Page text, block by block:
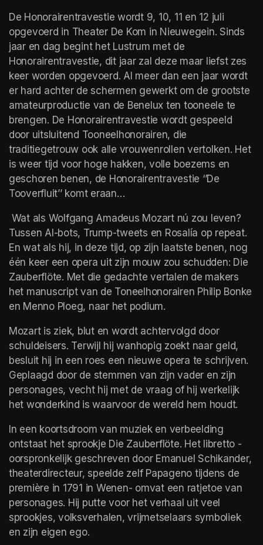
De Honorairentravestie wordt 9, 10, 11 en 12 juli
opgevoerd in Theater De Kom in Nieuwegein. Sinds
jaar en dag begint het Lustrum met de
Honorairentravestie, dit jaar zal deze maar liefst zes
keer worden opgevoerd. Al meer dan een jaar wordt
er hard achter de schermen gewerkt om de grootste
amateurproductie van de Benelux ten tooneele te
brengen. De Honorairentravestie wordt gespeeld
door uitsluitend Tooneelhonorairen, die
traditiegetrouw ook alle vrouwenrollen vertolken. Het
is weer tijd voor hoge hakken, volle boezems en
geschoren benen, de Honorairentravestie ‘’De
Tooverfluit’’ komt eraan…
Tussen AI-bots, Trump-tweets en Rosalía op repeat.
En wat als hij, in deze tijd, op zijn laatste benen, nog
één keer een opera uit zijn mouw zou schudden: Die
Zauberflöte. Met die gedachte vertalen de makers
het manuscript van de Toneelhonorairen Philip Bonke
en Menno Ploeg, naar het podium.
Mozart is ziek, blut en wordt achtervolgd door
schuldeisers. Terwijl hij wanhopig zoekt naar geld,
besluit hij in een roes een nieuwe opera te schrijven.
Geplaagd door de stemmen van zijn vader en zijn
personages, vecht hij met de vraag of hij werkelijk
het wonderkind is waarvoor de wereld hem houdt.
In een koortsdroom van muziek en verbeelding
ontstaat het sprookje Die Zauberflöte. Het libretto -
oorspronkelijk geschreven door Emanuel Schikander,
theaterdirecteur, speelde zelf Papageno tijdens de
première in 1791 in Wenen- omvat een ratjetoe van
personages. Hij putte voor het verhaal uit veel
sprookjes, volksverhalen, vrijmetselaars symboliek
en zijn eigen ego.